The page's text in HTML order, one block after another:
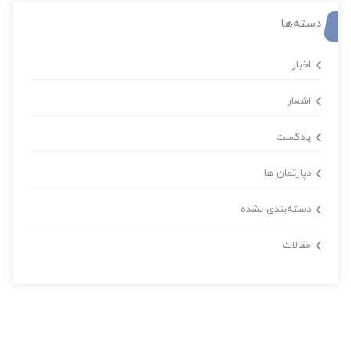
دسته‌ها
اخبار
اشعار
پادکست
دپارتمان ها
دسته‌بندی نشده
مقالات